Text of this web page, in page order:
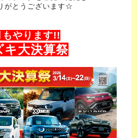
がとうございます☆
もやります!!
キ大決算祭